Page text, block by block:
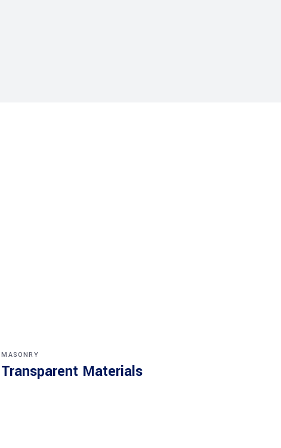
MASONRY
Transparent Materials